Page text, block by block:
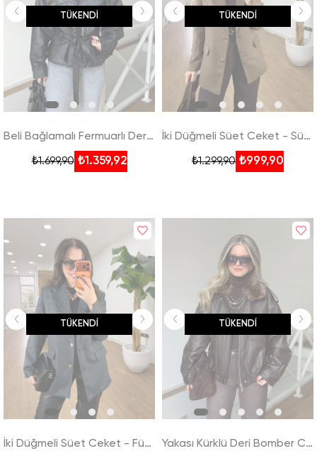
TÜKENDI
Beli Bağlamalı Fermuarlı Deri Ceket
₺1.359,92
₺1.699,90
TÜKENDI
İki Düğmeli Süet Ceket - Sütlü Kahve
₺999,90
₺1.299,90
TÜKENDI
İki Düğmeli Süet Ceket - Füme
TÜKENDI
Yakası Kürklü Deri Bomber Ceket - Kahverengi